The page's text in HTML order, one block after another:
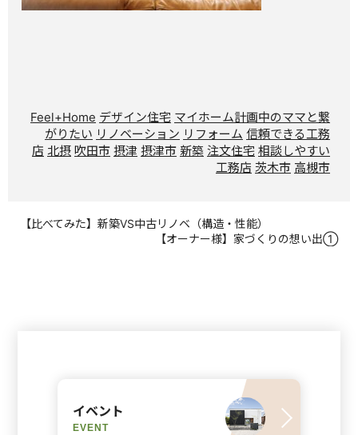
Feel+Home デザイン住宅 マイホーム計画中のママと繋
がりたい リノベーション リフォーム 信頼できる工務
店 北摂 吹田市 摂津 摂津市 新築 注文住宅 相談しやすい
工務店 茨木市 高槻市
【比べてみた】新築VS中古リノベ（構造・性能）
【オーナー様】家づくりの想い出①
イベント
EVENT